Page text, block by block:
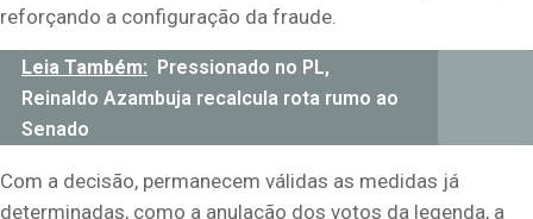
reforçando a configuração da fraude.
Leia Também: Pressionado no PL,
Reinaldo Azambuja recalcula rota rumo ao
Senado
Com a decisão, permanecem válidas as medidas já
determinadas, como a anulação dos votos da legenda, a